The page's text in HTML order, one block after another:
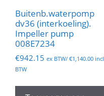
Buitenb.waterpomp
dv36 (interkoeling).
Impeller pump
008E7234
€942.15 ex BTW/ €1,140.00 incl
BTW